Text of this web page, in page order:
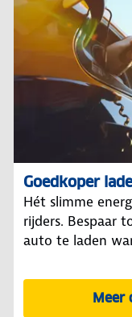
Goedkoper
Hét slimme
rijders. Bespaar
auto te laden
Meer